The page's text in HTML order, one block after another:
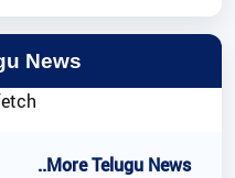
News
..More Telugu News